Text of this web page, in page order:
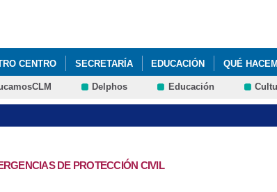
CENTRO SECRETARÍA EDUCACIÓN QUÉ
DEL COLE PREPARA-T
Delphos Educación
DE PROTECCIÓN CIVIL